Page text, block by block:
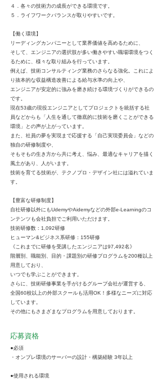
４．各々の技術力の成長ができる環境です。
５．ライフワークバランスが取りやすいです。
【働く環境】
リーディングカンパニーとして業界価値を高めるために、
そして、エンジニアの選択肢が多い働きやすい職場環境をつく
るために、様々な取り組みを行っています。
例えば、技術コンサルティング業務のさらなる強化。これによ
り抜本的な収益構造改善による給与水準の向上や、
エンジニアが安定的に強みを磨き続ける環境づくりができるの
です。
現在53歳の現役エンジニアとしてプロジェクトを統括する社
員などからも「人生を通して徹底的に技術を磨くことができる
環境」との声が上がっています。
また、社員の夢を実現まで応援する「自己実現委員会」などの
独自の研修制度や、
そもそもの生き方から共に考え、悩み、最適なキャリアを描く
風土があり、人がいます。
技術を育てる技術が、テクノプロ・デザイン社には溢れていま
す。
【豊富な研修制度】
自社研修以外にもUdemyやAidemyなどの外部e-Learningのコ
ンテンツも会社負担でご利用いただけます。
技術研修数：1,092研修
ヒューマン&ビジネス系研修：155研修
《これまでに研修を受講したエンジニアは97,492名》
階層別、職能別、目的・課題別の研修プログラムを200種以上
用意しており、
いつでも学ぶことができます。
さらに、技術研修事業を手がけるグループ会社が運営する、
全国60校以上の外部スクールも活用OK！多様なニーズに対応
しています。
その他にもさまざまなプログラムを用意しております。
応募資格
●必須
・オンプレ環境のサーバーの設計・構築経験 3年以上
●使用される環境